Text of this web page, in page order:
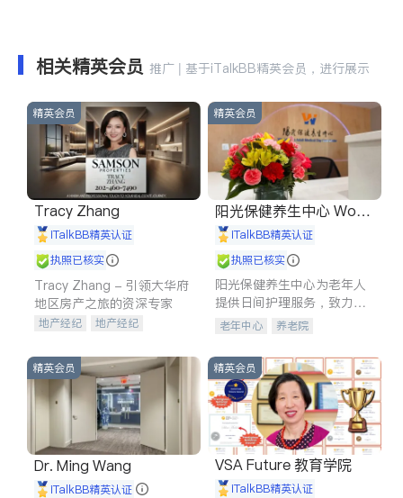
相关精英会员 推广 | 基于iTalkBB精英会员，进行展示
精英会员
Tracy Zhang
iTalkBB精英认证
执照已核实
Tracy Zhang - 引领大华府
地区房产之旅的资深专家
地产经纪
地产经纪
商铺租售
开发商建商
精英会员
阳光保健养生中心 World
shine
iTalkBB精英认证
执照已核实
阳光保健养生中心为老年人
提供日间护理服务，致力于
通过持续的护理创新来有效
老年中心 养老院
精英会员
Dr. Ming Wang
iTalkBB精英认证
精英会员
VSA Future 教育学院
iTalkBB精英认证